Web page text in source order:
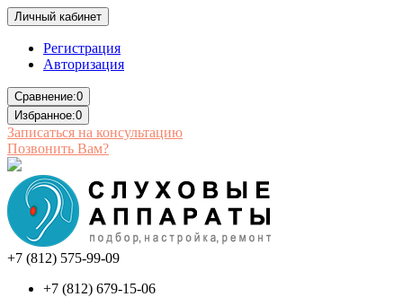
Личный кабинет
Регистрация
Авторизация
Сравнение:0
Избранное:0
Записаться на консультацию
Позвонить Вам?
+7 (812) 575-99-09
+7 (812) 679-15-06